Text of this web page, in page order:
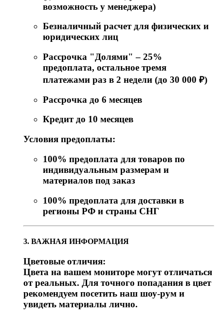
возможность у менеджера)
Безналичный расчет для физических и
юридических лиц
Рассрочка "Долями" – 25%
предоплата, остальное тремя
платежами раз в 2 недели (до 30 000 ₽)
Рассрочка до 6 месяцев
Кредит до 10 месяцев
Условия предоплаты:
100% предоплата для товаров по
индивидуальным размерам и
материалов под заказ
100% предоплата для доставки в
регионы РФ и страны СНГ
3. ВАЖНАЯ ИНФОРМАЦИЯ
Цветовые отличия:
Цвета на вашем мониторе могут отличаться
от реальных. Для точного попадания в цвет
рекомендуем посетить наш шоу-рум и
увидеть материалы лично.